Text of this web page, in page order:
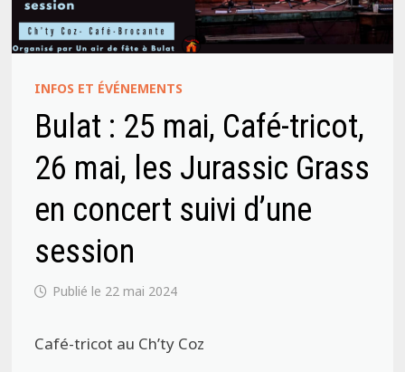
INFOS ET ÉVÉNEMENTS
Bulat : 25 mai, Café-tricot,
26 mai, les Jurassic Grass
en concert suivi d’une
session
22 mai 2024
Café-tricot au Ch’ty Coz